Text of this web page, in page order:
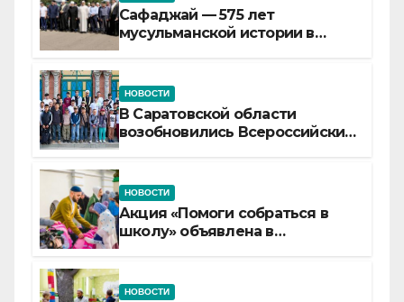
Сафаджай — 575 лет
мусульманской истории в
НОВОСТИ
В Саратовской области
возобновились Всероссийские
НОВОСТИ
Акция «Помоги собраться в
школу» объявлена в
НОВОСТИ